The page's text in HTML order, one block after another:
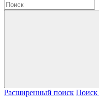
Расширенный поиск Поиск